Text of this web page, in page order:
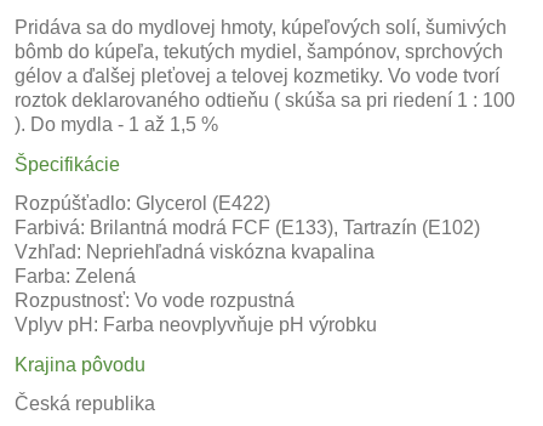
Pridáva sa do mydlovej hmoty, kúpeľových solí, šumivých
bômb do kúpeľa, tekutých mydiel, šampónov, sprchových
gélov a ďalšej pleťovej a telovej kozmetiky. Vo vode tvorí
roztok deklarovaného odtieňu ( skúša sa pri riedení 1 : 100
). Do mydla - 1 až 1,5 %
Špecifikácie
Rozpúšťadlo: Glycerol (E422)
Farbivá: Brilantná modrá FCF (E133), Tartrazín (E102)
Vzhľad: Nepriehľadná viskózna kvapalina
Farba: Zelená
Rozpustnosť: Vo vode rozpustná
Vplyv pH: Farba neovplyvňuje pH výrobku
Krajina pôvodu
Česká republika